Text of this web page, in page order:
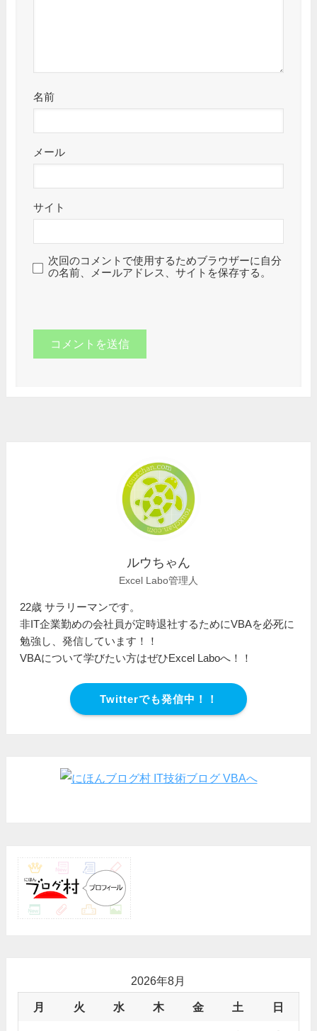
名前
メール
サイト
次回のコメントで使用するためブラウザーに自分
の名前、メールアドレス、サイトを保存する。
ルウちゃん
Excel Labo管理人
22歳 サラリーマンです。
非IT企業勤めの会社員が定時退社するためにVBAを必死に
勉強し、発信しています！！
VBAについて学びたい方はぜひExcel Laboへ！！
Twitterでも発信中！！
2026年8月
月 火 水 木 金 土 日